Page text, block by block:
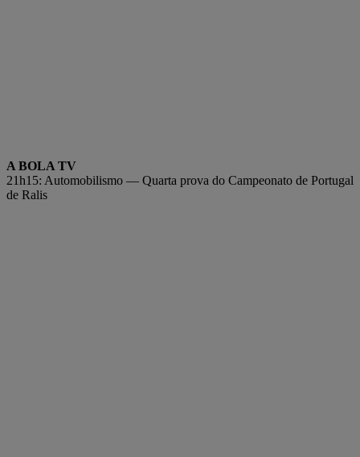
A BOLA TV
21h15: Automobilismo — Quarta prova do Campeonato de Portugal
de Ralis